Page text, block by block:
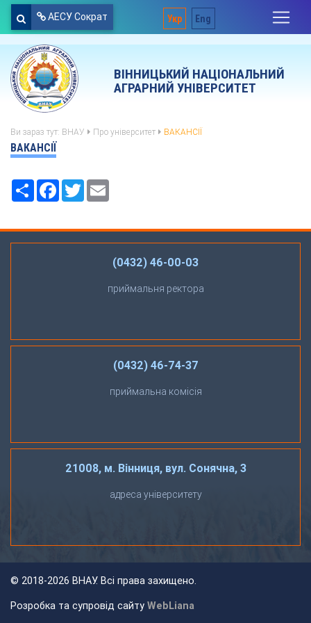
АЕСУ Сократ Укр Eng
ВІННИЦЬКИЙ НАЦІОНАЛЬНИЙ
АГРАРНИЙ УНІВЕРСИТЕТ
Ви зараз тут: ВНАУ Про університет ВАКАНСІЇ
ВАКАНСІЇ
РесурсFacebook
Twitter
(0432) 46-00-03
приймальня ректора
(0432) 46-74-37
приймальна комісія
21008, м. Вінниця, вул. Сонячна, 3
адреса університету
© 2018-2026 ВНАУ. Всі права захищено.
Розробка та супровід сайту WebLiana